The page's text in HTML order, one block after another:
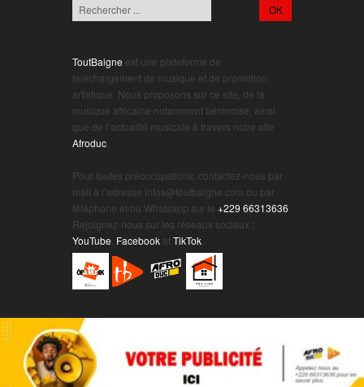
ToutBaigne est une plateforme de
téléchargement de musique et de promotion
artistique. Nous proposons sur ce site, de la
musique africaine notamment béninoise, ainsi
que de l’actualité musicale à travers notre site
Afroduc
Pour toutes préoccupations, contactez-nous par
mail à l’adresse infos@toutbaigne.com ou par
téléphone et/ou Whatsapp sur le +229 66313636
Rejoignez-nous sur les réseaux sociaux :
YouTube Facebook etTikTok